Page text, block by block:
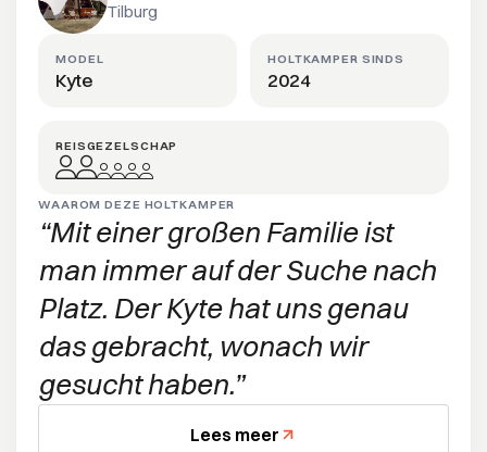
Tilburg
MODEL
Kyte
REISGEZELSCHAP
HOLTKAMPER SINDS
2024
WAAROM DEZE HOLTKAMPER
Mit einer großen Familie ist
man immer auf der Suche nach
Platz. Der Kyte hat uns genau
das gebracht, wonach wir
gesucht haben.
Lees meer